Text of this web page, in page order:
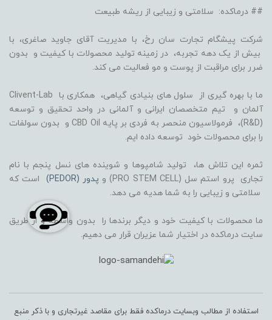
## درماکده: سلامتی و زیبایی از ریشه طبیعت
شرکت پیشگام تجارت سان رخ، با مدیریت آقای جاوید صاغری، با
بیش از یک دهه تجربه، در زمینه تولید محصولات با کیفیت و بدون
ضرر برای مراقبت از پوست و مو فعالیت می کند.
ما با بهره گیری از سلول های بنیادی گیاهی، همکاری با Clivent-Lab
آلمان و تیم متخصصان ایرانی و آلمانی در واحد تحقیق و توسعه
(R&D)، فرمولاسیون منحصر به فردی بر پایه CBD Oil و بدون سولفات
را برای محصولات خود توسعه داده ایم.
ثمره این تلاش ها، تولید شامپوها و شوینده های نسل پنجم با نام
تجاری پرو استم سل (PRO STEM CELL) و
پدور (PEDOR)
است که
سلامتی و زیبایی را به شما هدیه می دهد.
ما محصولات با کیفیت خود و دیگر برندها را بدون واسطه و از طریق
سایت درماکده در اختیار شما عزیران قرار می دهیم.
استفاده از مطالب وبسایت درماکده فقط برای مقاصد غیرتجاری و با ذکر منبع